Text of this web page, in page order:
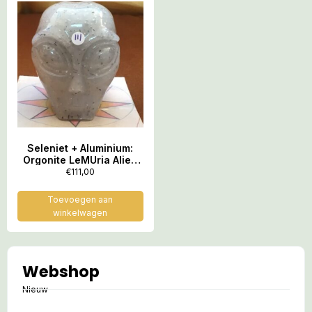
Webshop
Nieuw
Seleniet + Aluminium:
Orgonite LeMUria Alien
Skull 11 – Medium = 7 x
€111,00
Toevoegen aan
winkelwagen